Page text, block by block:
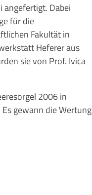
Dabei
für die
Fakultät in
Heferer aus
sie von Prof. Ivica
2006 in
gewann die Wertung